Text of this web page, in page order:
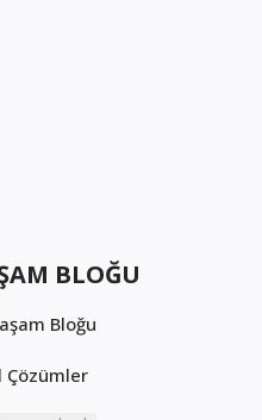
BLOĞU
Bloğu
Çözümler